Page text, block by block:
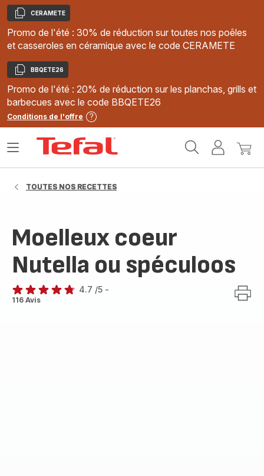
Copier
CERAMETE
Promo de l'été : 30% de réduction sur toutes nos poêles
et casseroles en céramique avec le code CERAMETE
Copier
BBQETE26
Promo de l'été : 20% de réduction sur les planchas, grills et
barbecues avec le code BBQETE26
Conditions de l'offre
MonMon
Ouvrir
TOUTES NOS RECETTES
Moelleux coeur
Nutella ou spéculoos
ratings.4.7
4.7 /5 -
116 Avis